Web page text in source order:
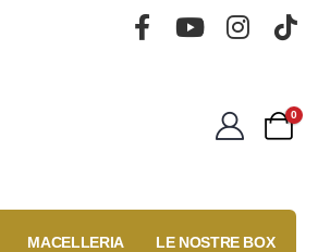
0
MACELLERIA LE NOSTRE BOX